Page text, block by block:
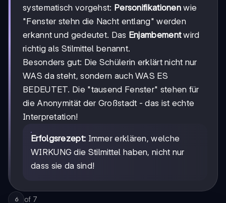
systematisch vorgehst: Personifikationen wie
"Fenster stehn die Nacht entlang" werden
erkannt und gedeutet. Das Enjambementwird
richtig als Stilmittel benannt.
Besonders gut: Die Schülerin erklärt nicht nur
WAS da steht, sondern auch WAS ES
BEDEUTET. Die "tausend Fenster" stehen für
die Anonymität der Großstadt - das ist echte
Interpretation!
Erfolgsrezept: Immer erklären, welche
WIRKUNG die Stilmittel haben, nicht nur
dass sie da sind!
6 of 7